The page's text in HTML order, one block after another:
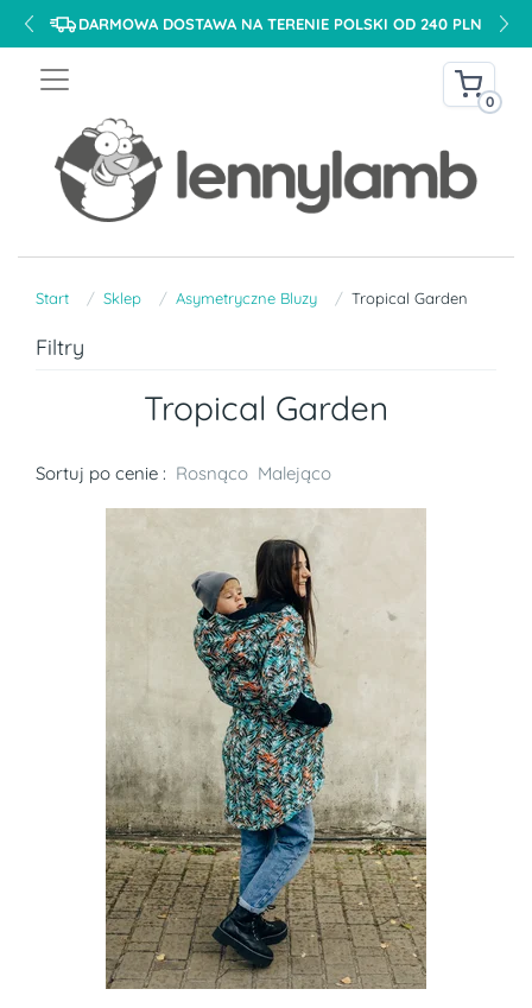
DARMOWA DOSTAWA NA TERENIE POLSKI OD 240 PLN
0
Start Sklep Asymetryczne Bluzy Tropical Garden
Filtry
Tropical Garden
Sortuj po cenie : Rosnąco Malejąco